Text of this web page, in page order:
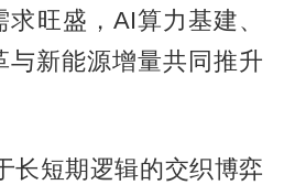
旺盛，AI算力基建、
与新能源增量共同推升
长短期逻辑的交织博弈